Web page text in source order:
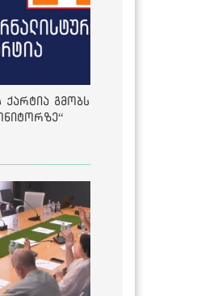
ქარტია გმობს